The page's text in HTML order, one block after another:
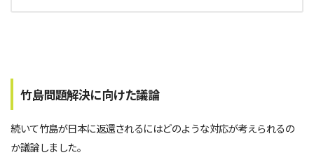
竹島問題解決に向けた議論
続いて竹島が日本に返還されるにはどのような対応が考えられるの
か議論しました。